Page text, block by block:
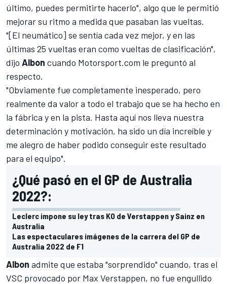
último, puedes permitirte hacerlo", algo que le permitió
mejorar su ritmo a medida que pasaban las vueltas.
"[El neumático] se sentía cada vez mejor, y en las
últimas 25 vueltas eran como vueltas de clasificación",
dijo Albon cuando Motorsport.com le preguntó al
respecto.
"Obviamente fue completamente inesperado, pero
realmente da valor a todo el trabajo que se ha hecho en
la fábrica y en la pista. Hasta aquí nos lleva nuestra
determinación y motivación, ha sido un día increíble y
me alegro de haber podido conseguir este resultado
para el equipo".
¿Qué pasó en el GP de Australia
2022?:
Leclerc impone su ley tras KO de Verstappen y Sainz en
Australia
Las espectaculares imágenes de la carrera del GP de
Australia 2022 de F1
Albon admite que estaba "sorprendido" cuando, tras el
VSC provocado por Max Verstappen, no fue engullido